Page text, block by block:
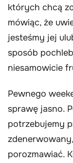
których chcą
mówiąc, że
jesteśmy jej
sposób
niesamowicie
Pewnego
sprawę jasno.
potrzebujemy
porozmawiać.